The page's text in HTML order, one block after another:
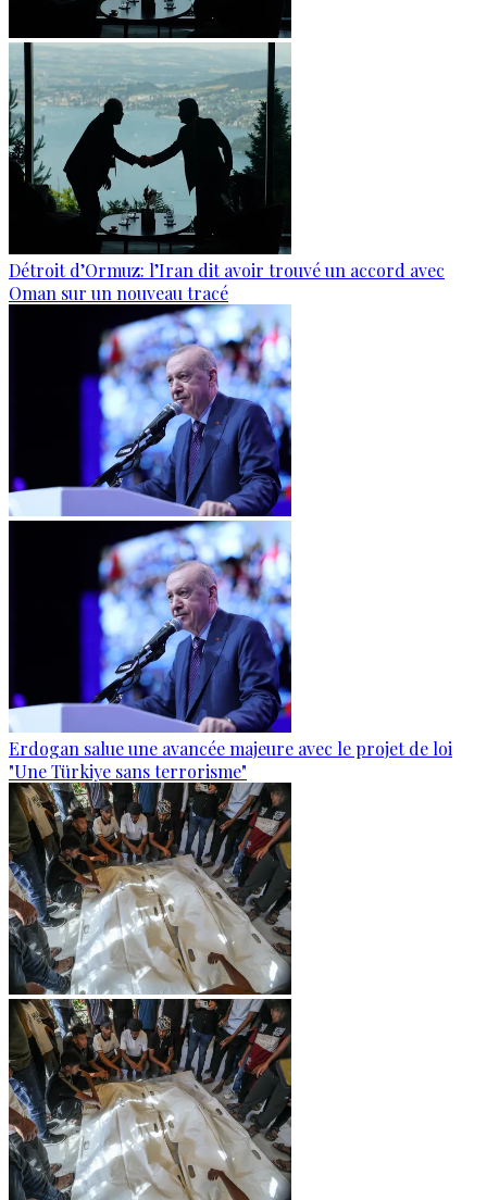
Détroit d’Ormuz: l’Iran dit avoir trouvé un accord avec
Oman sur un nouveau tracé
Erdogan salue une avancée majeure avec le projet de loi
"Une Türkiye sans terrorisme"